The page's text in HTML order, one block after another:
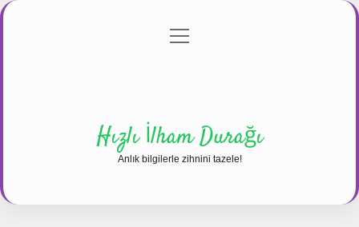
Gizlilik Politikası
menüyü
Hızlı İlham Durağı
Anlık bilgilerle zihnini tazele!